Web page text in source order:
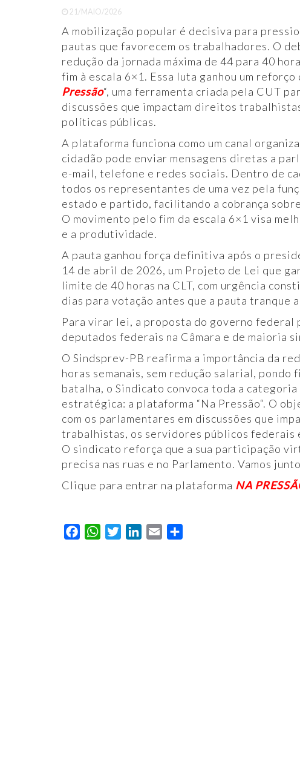
21/MAIO/2026
A mobilização popular é decisiva para
pautas que favorecem os trabalhadores. O
redução da jornada máxima de 44 para 40
fim à escala 6×1. Essa luta ganhou um
Pressão“, uma ferramenta criada pela CUT
discussões que impactam direitos
políticas públicas.
​A plataforma funciona como um canal
cidadão pode enviar mensagens diretas a
e-mail, telefone e redes sociais. Dentro de
todos os representantes de uma vez pela
estado e partido, facilitando a cobrança
O movimento pelo fim da escala 6×1 visa
e a produtividade.
A pauta ganhou força definitiva após o
14 de abril de 2026, um Projeto de Lei que
limite de 40 horas na CLT, com urgência
dias para votação antes que a pauta tranque
​Para virar lei, a proposta do governo federal
deputados federais na Câmara e de maioria
O Sindsprev-PB reafirma a importância da
horas semanais, sem redução salarial,
batalha, o Sindicato convoca toda a
estratégica: a plataforma “Na Pressão“. O
com os parlamentares em discussões que
trabalhistas, os servidores públicos federais
​O sindicato reforça que a sua participação
precisa nas ruas e no Parlamento. Vamos
Clique para entrar na plataforma NA
FacebookWhatsAppTwitterLinkedIn
Email